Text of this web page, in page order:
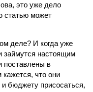
это уже дело
статью может
деле? И когда уже
займутся настоящим
поставлены в
что они
и бюджету присосаться,